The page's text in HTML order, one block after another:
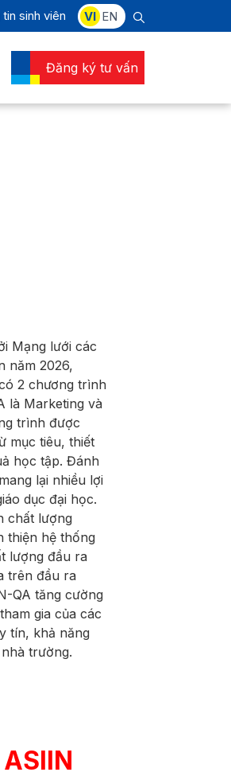
sinh viên VI EN
Đăng ký tư vấn
Mạng lưới các
năm 2026,
2 chương trình
là Marketing và
trình được
mục tiêu, thiết
học tập. Đánh
lại nhiều lợi
dục đại học.
chất lượng
thiện hệ thống
lượng đầu ra
trên đầu ra
QA tăng cường
gia của các
tín, khả năng
trường.
ASIIN